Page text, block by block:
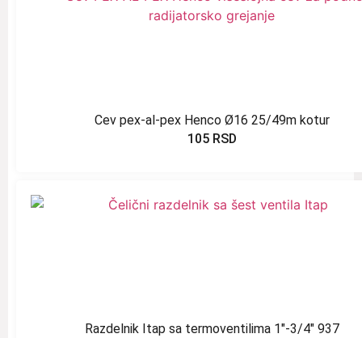
Cev pex-al-pex Henco Ø16 25/49m kotur
105 RSD
Razdelnik Itap sa termoventilima 1″-3/4″ 937